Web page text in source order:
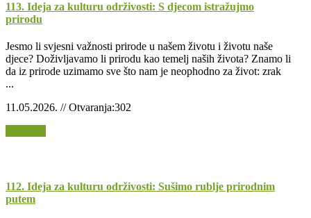
113. Ideja za kulturu održivosti: S djecom istražujmo
prirodu
Jesmo li svjesni važnosti prirode u našem životu i životu naše
djece? Doživljavamo li prirodu kao temelj naših života? Znamo li
da iz prirode uzimamo sve što nam je neophodno za život: zrak
...
11.05.2026. // Otvaranja:302
112. Ideja za kulturu održivosti: Sušimo rublje prirodnim
putem